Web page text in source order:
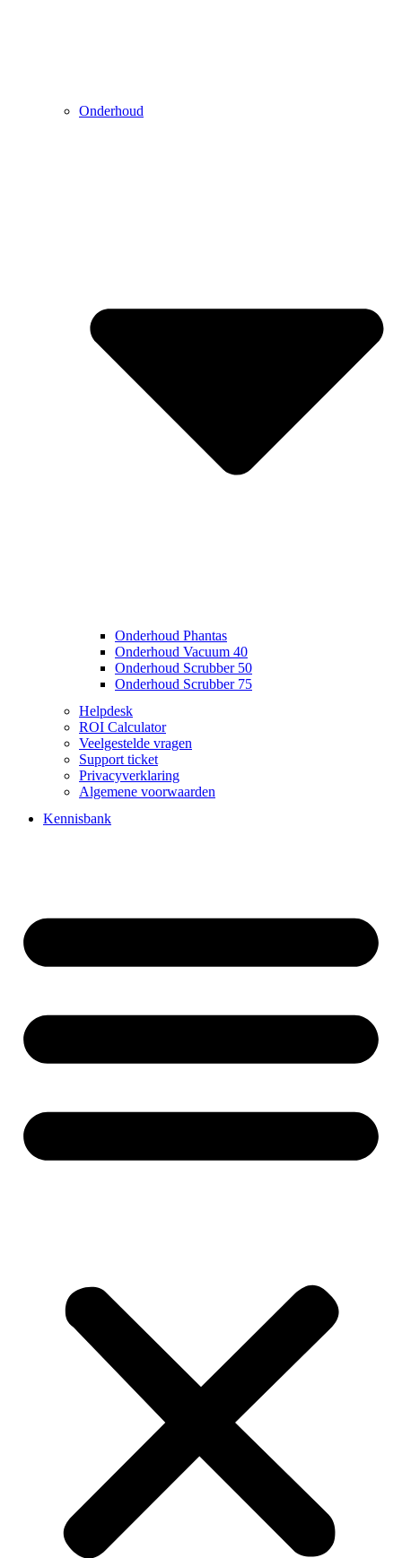
Onderhoud
Onderhoud Phantas
Onderhoud Vacuum 40
Onderhoud Scrubber 50
Onderhoud Scrubber 75
Helpdesk
ROI Calculator
Veelgestelde vragen
Support ticket
Privacyverklaring
Algemene voorwaarden
Kennisbank